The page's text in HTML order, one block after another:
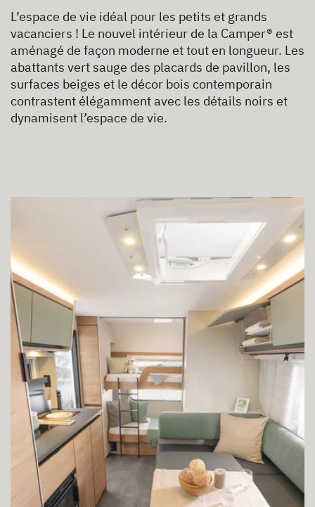
L’espace de vie idéal pour les petits et grands
vacanciers ! Le nouvel intérieur de la Camper® est
aménagé de façon moderne et tout en longueur. Les
abattants vert sauge des placards de pavillon, les
surfaces beiges et le décor bois contemporain
contrastent élégamment avec les détails noirs et
dynamisent l’espace de vie.